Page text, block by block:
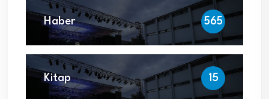
Haber 565
Kitap 15